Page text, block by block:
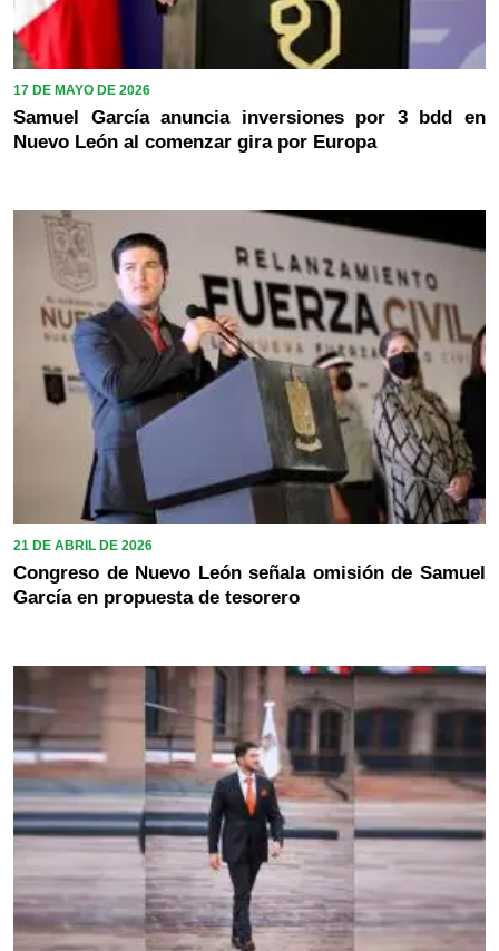
17 DE MAYO DE 2026
Samuel García anuncia inversiones por 3 bdd en
Nuevo León al comenzar gira por Europa
21 DE ABRIL DE 2026
Congreso de Nuevo León señala omisión de Samuel
García en propuesta de tesorero